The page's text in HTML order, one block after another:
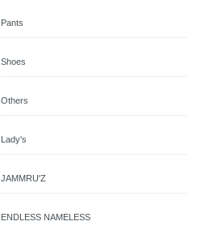
Pants
Shoes
Others
Lady's
JAMMRU'Z
ENDLESS NAMELESS